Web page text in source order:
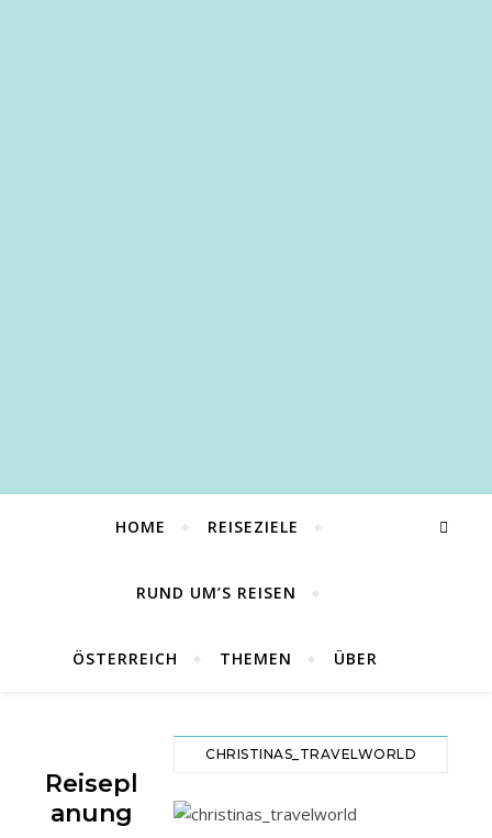
HOME REISEZIELE
RUND UM’S REISEN
ÖSTERREICH THEMEN ÜBER
Reisepl
Anung
CHRISTINAS_TRAVELWORLD